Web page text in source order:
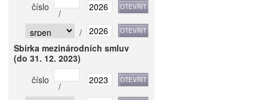
číslo
/
/
Sbírka mezinárodních smluv
(do 31. 12. 2023)
číslo
/